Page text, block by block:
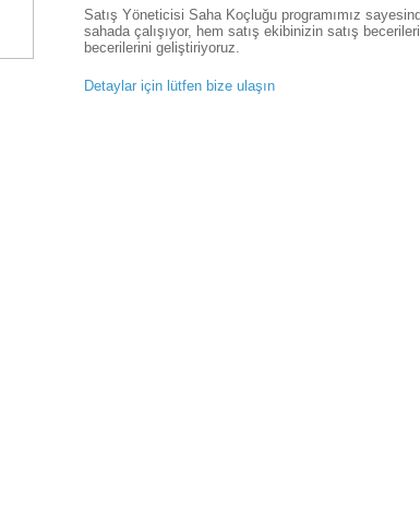
Satış Yöneticisi Saha Koçluğu programımız
sahada çalışıyor, hem satış ekibinizin satış
becerilerini geliştiriyoruz.
Detaylar için lütfen bize ulaşın